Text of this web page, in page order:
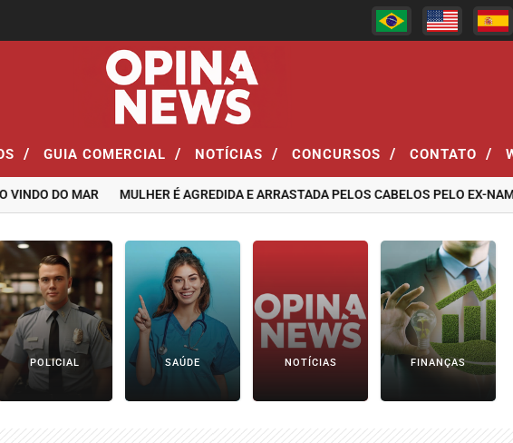
/ GUIA COMERCIAL / NOTÍCIAS / CONCURSOS / CONTATO /
DO MAR MULHER É AGREDIDA E ARRASTADA PELOS CABELOS PELO EX-
POLICIAL SAÚDE NOTÍCIAS FINANÇAS